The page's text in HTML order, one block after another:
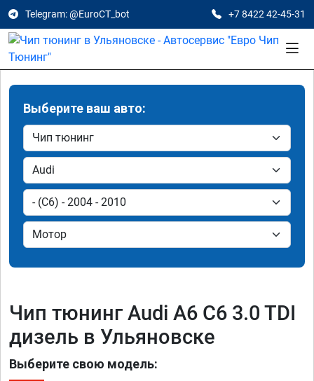
Telegram: @EuroCT_bot +7 8422 42-45-31
Выберите ваш авто:
Чип тюнинг Audi A6 C6 3.0 TDI
дизель в Ульяновске
Выберите свою модель: